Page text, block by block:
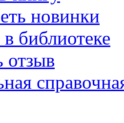
новинки
в библиотеке
отзыв